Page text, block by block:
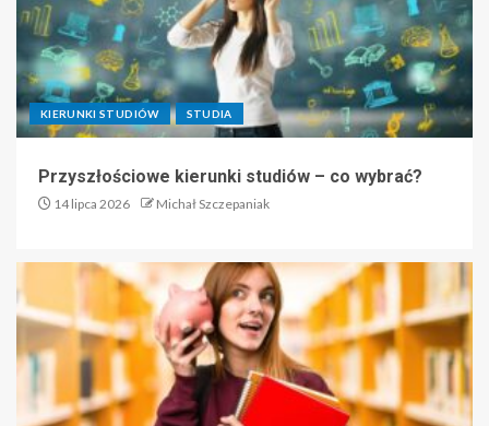
KIERUNKI STUDIÓW STUDIA
Przyszłościowe kierunki studiów – co wybrać?
14 lipca 2026 Michał Szczepaniak